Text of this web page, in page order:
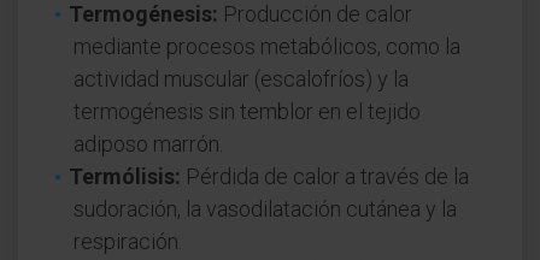
Termogénesis: Producción de calor
mediante procesos metabólicos, como la
actividad muscular (escalofríos) y la
termogénesis sin temblor en el tejido
adiposo marrón.
Termólisis: Pérdida de calor a través de la
sudoración, la vasodilatación cutánea y la
respiración.